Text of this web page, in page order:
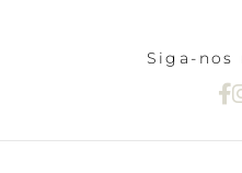
Siga-nos